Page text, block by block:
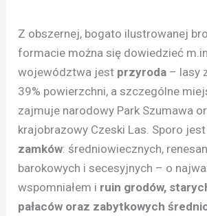
Z obszernej, bogato ilustrowanej
formacie można się dowiedzieć
województwa jest przyroda – lasy
39% powierzchni, a szczególne
zajmuje narodowy Park Szumawa
krajobrazowy Czeski Las. Sporo
zamków: średniowiecznych,
barokowych i secesyjnych – o
wspomniałem i ruin grodów,
pałaców oraz zabytkowych